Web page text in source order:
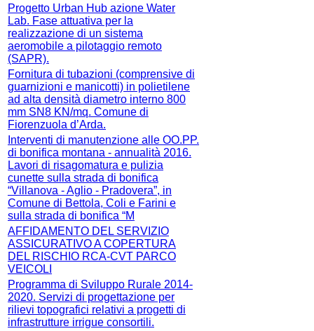
Progetto Urban Hub azione Water
Lab. Fase attuativa per la
realizzazione di un sistema
aeromobile a pilotaggio remoto
(SAPR).
Fornitura di tubazioni (comprensive di
guarnizioni e manicotti) in polietilene
ad alta densità diametro interno 800
mm SN8 KN/mq. Comune di
Fiorenzuola d’Arda.
Interventi di manutenzione alle OO.PP.
di bonifica montana - annualità 2016.
Lavori di risagomatura e pulizia
cunette sulla strada di bonifica
“Villanova - Aglio - Pradovera”, in
Comune di Bettola, Coli e Farini e
sulla strada di bonifica “M
AFFIDAMENTO DEL SERVIZIO
ASSICURATIVO A COPERTURA
DEL RISCHIO RCA-CVT PARCO
VEICOLI
Programma di Sviluppo Rurale 2014-
2020. Servizi di progettazione per
rilievi topografici relativi a progetti di
infrastrutture irrigue consortili.